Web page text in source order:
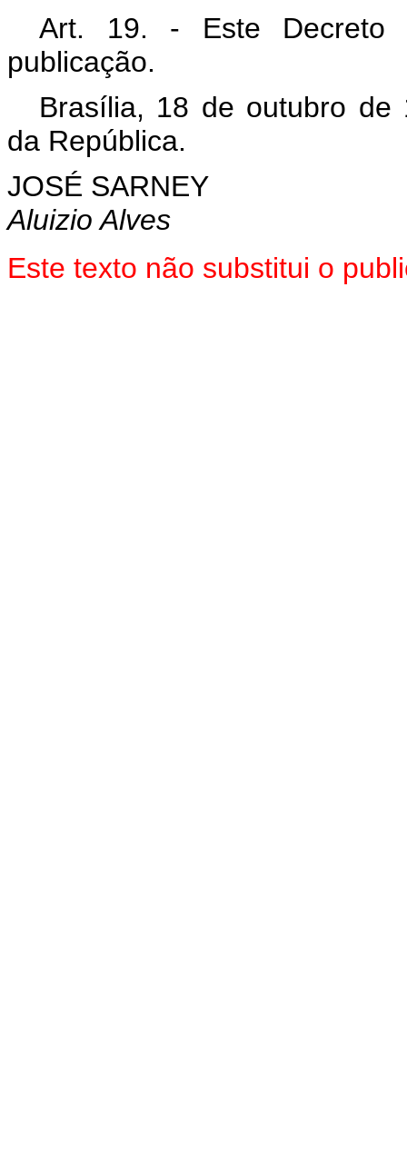
Art. 19. - Este
publicação.
Brasília, 18 de outubro de
da República.
JOSÉ SARNEY
Aluizio Alves
Este texto não substitui o